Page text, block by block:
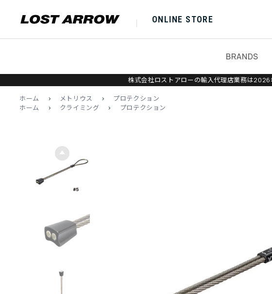
ONLINE STORE
BRANDS
株式会社ロストアローの輸入代理店業務は
ホーム > メトリウス >
プロテクション
ホーム
> クライミング > プロテクション